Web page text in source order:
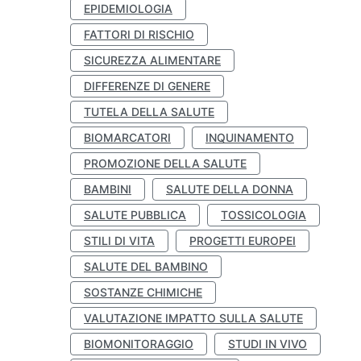
EPIDEMIOLOGIA
FATTORI DI RISCHIO
SICUREZZA ALIMENTARE
DIFFERENZE DI GENERE
TUTELA DELLA SALUTE
BIOMARCATORI
INQUINAMENTO
PROMOZIONE DELLA SALUTE
BAMBINI
SALUTE DELLA DONNA
SALUTE PUBBLICA
TOSSICOLOGIA
STILI DI VITA
PROGETTI EUROPEI
SALUTE DEL BAMBINO
SOSTANZE CHIMICHE
VALUTAZIONE IMPATTO SULLA SALUTE
BIOMONITORAGGIO
STUDI IN VIVO